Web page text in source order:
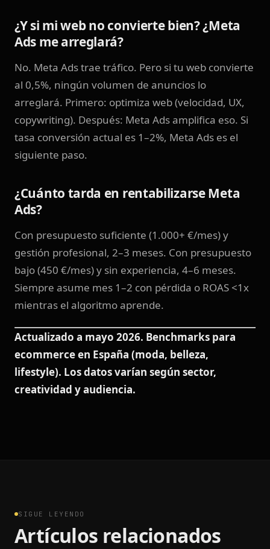
¿Y si mi web no convierte bien? ¿Meta
Ads me arreglará?
No. Meta Ads trae tráfico. Pero si tu web convierte
al 0,5%, ningún volumen de anuncios lo
arreglará. Primero: optimiza web (velocidad, UX,
copywriting). Después: Meta Ads amplifica eso. Si
tasa conversión actual es 1–2%, Meta Ads es el
siguiente paso.
¿Cuánto tarda en rentabilizarse Meta
Ads?
Con presupuesto suficiente (1.000+ €/mes) y
gestión profesional, 2–3 meses. Con presupuesto
bajo (450 €/mes) y sin experiencia, 4–6 meses.
Siempre asume mes 1–2 con pérdida o ROAS <1x
mientras el algoritmo aprende.
Actualizado a mayo 2026. Benchmarks para
ecommerce en España (moda, belleza,
lifestyle). Los datos varían según sector,
creatividad y audiencia.
SIGUE LEYENDO
Artículos relacionados